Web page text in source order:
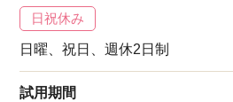
日祝休み
日曜、祝日、週休2日制
試用期間